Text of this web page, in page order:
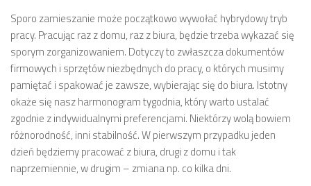
Sporo zamieszanie może początkowo wywołać hybrydowy tryb
pracy. Pracując raz z domu, raz z biura, będzie trzeba wykazać się
sporym zorganizowaniem. Dotyczy to zwłaszcza dokumentów
firmowych i sprzętów niezbędnych do pracy, o których musimy
pamiętać i spakować je zawsze, wybierając się do biura. Istotny
okaże się nasz harmonogram tygodnia, który warto ustalać
zgodnie z indywidualnymi preferencjami. Niektórzy wolą bowiem
różnorodność, inni stabilność. W pierwszym przypadku jeden
dzień będziemy pracować z biura, drugi z domu i tak
naprzemiennie, w drugim – zmiana np. co kilka dni.